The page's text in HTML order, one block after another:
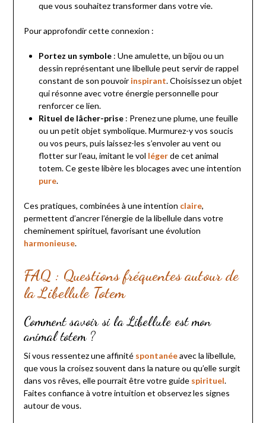
que vous souhaitez transformer dans votre vie.
Pour approfondir cette connexion :
Portez un symbole: Une amulette, un bijou ou un
dessin représentant une libellule peut servir de rappel
constant de son pouvoir inspirant. Choisissez un objet
qui résonne avec votre énergie personnelle pour
renforcer ce lien.
Rituel de lâcher-prise: Prenez une plume, une feuille
ou un petit objet symbolique. Murmurez-y vos soucis
ou vos peurs, puis laissez-les s’envoler au vent ou
flotter sur l’eau, imitant le vol légerde cet animal
totem. Ce geste libère les blocages avec une intention
pure.
Ces pratiques, combinées à une intention claire,
permettent d’ancrer l’énergie de la libellule dans votre
cheminement spirituel, favorisant une évolution
harmonieuse.
FAQ : Questions fréquentes autour de
la Libellule Totem
Comment savoir si la Libellule est mon
animal totem ?
Si vous ressentez une affinité spontanéeavec la libellule,
que vous la croisez souvent dans la nature ou qu’elle surgit
dans vos rêves, elle pourrait être votre guide spirituel.
Faites confiance à votre intuition et observez les signes
autour de vous.